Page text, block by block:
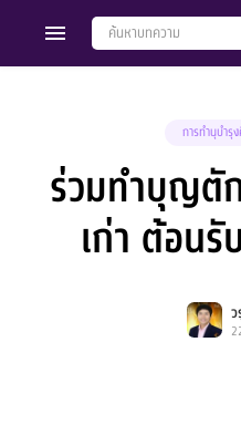
การทำนุบำ
ร่วมทำบุญตั
เก่า ต้อน
Members Groups